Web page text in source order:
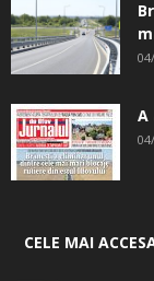
A
CELE MAI